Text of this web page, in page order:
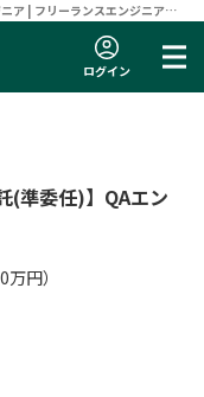
ア向
ログイン
(準委任)】QAエン
円）